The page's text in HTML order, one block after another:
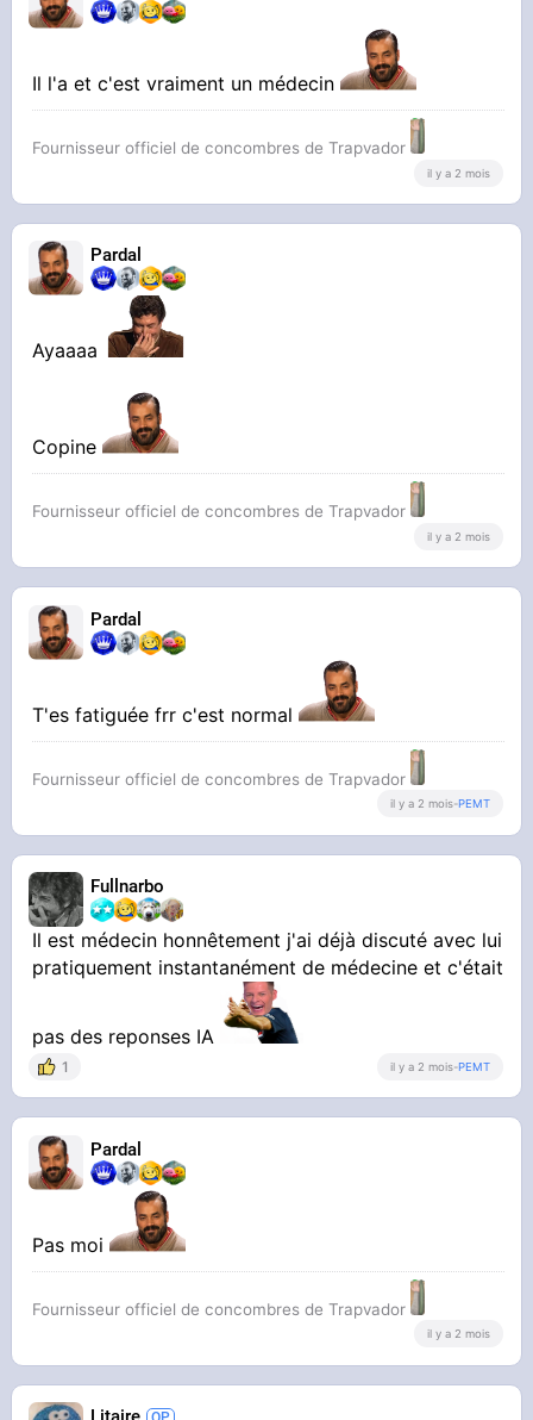
Il l'a et c'est vraiment un médecin
Fournisseur officiel de concombres de Trapvador
il y a 2 mois
Pardal
Ayaaaa
Copine
Fournisseur officiel de concombres de Trapvador
il y a 2 mois
Pardal
T'es fatiguée frr c'est normal
Fournisseur officiel de concombres de Trapvador
il y a 2 mois-PEMT
Fullnarbo
Il est médecin honnêtement j'ai déjà discuté avec lui
pratiquement instantanément de médecine et c'était
pas des reponses IA
1 il y a 2 mois-PEMT
Pardal
Pas moi
Fournisseur officiel de concombres de Trapvador
il y a 2 mois